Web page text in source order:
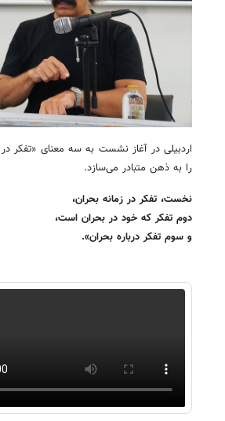
را به ذهن متبادر می‌سازد.
نخست، تفکر در زمانه بحران،
دوم تفکر که خود در بحران است،
و سوم تفکر درباره بحران».